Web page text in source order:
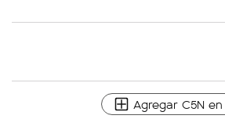
Agregar C5N en